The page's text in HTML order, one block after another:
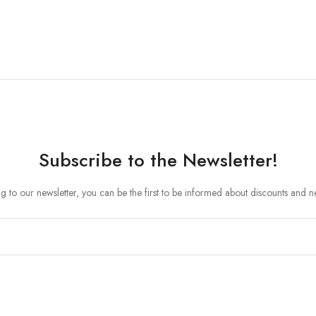
Subscribe to the Newsletter!
to our newsletter, you can be the first to be informed about discounts and